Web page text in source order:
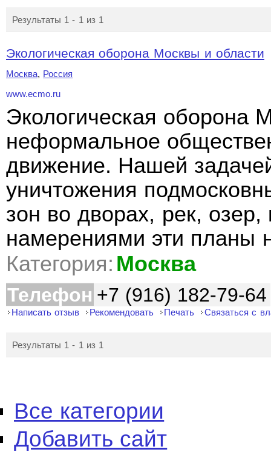
Результаты 1 - 1 из 1
Экологическая оборона Москвы и области
Москва, Россия
www.ecmo.ru
Экологическая оборона
неформальное
движение. Нашей
уничтожения
зон во дворах, рек,
намерениями эти планы
Категория: Москва
Телефон +7 (916) 182-79-64
Написать отзыв Рекомендовать Печать Связаться с
Результаты 1 - 1 из 1
Все категории
Добавить сайт